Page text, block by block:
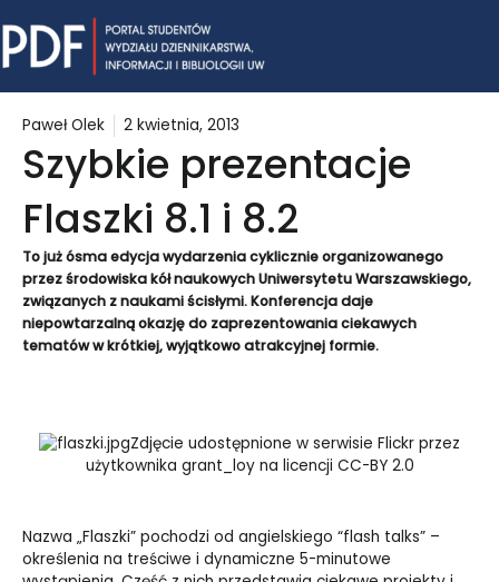
to
content
Paweł Olek 2 kwietnia, 2013
Szybkie prezentacje
Flaszki 8.1 i 8.2
To już ósma edycja wydarzenia cyklicznie organizowanego
przez środowiska kół naukowych Uniwersytetu Warszawskiego,
związanych z naukami ścisłymi. Konferencja daje
niepowtarzalną okazję do zaprezentowania ciekawych
tematów w krótkiej, wyjątkowo atrakcyjnej formie.
Zdjęcie udostępnione w serwisie Flickr przez
użytkownika grant_loy na licencji CC-BY 2.0
Nazwa „Flaszki” pochodzi od angielskiego “flash talks” –
określenia na treściwe i dynamiczne 5-minutowe